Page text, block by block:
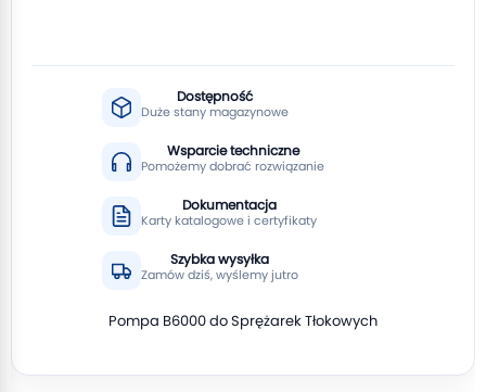
Dostępność
Duże stany magazynowe
Wsparcie techniczne
Pomożemy dobrać rozwiązanie
Dokumentacja
Karty katalogowe i certyfikaty
Szybka wysyłka
Zamów dziś, wyślemy jutro
Pompa B6000 do Sprężarek Tłokowych